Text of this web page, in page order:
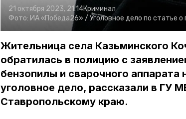
21 октября 2023, 21:14Криминал
Фото: ИА «Победа26» / Уголовное дело по статье
Жительница села Казьминского
обратилась в полицию с
бензопилы и сварочного аппарата
уголовное дело, рассказали в ГУ
Ставропольскому краю.